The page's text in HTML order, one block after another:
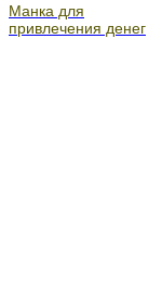
Манка для
привлечения денег